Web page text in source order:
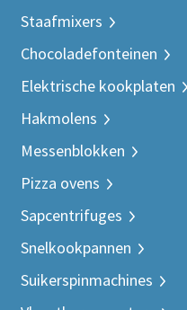
Staafmixers
Chocoladefonteinen
Elektrische kookplaten
Hakmolens
Messenblokken
Pizza ovens
Sapcentrifuges
Snelkookpannen
Suikerspinmachines